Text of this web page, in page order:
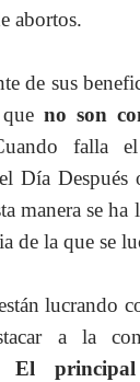
abortos.
de sus
no son
falla el
Día Después
manera se ha
de la que se
lucrando
a la
El